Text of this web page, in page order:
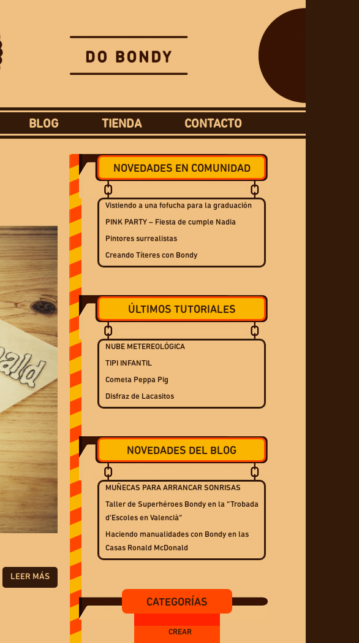
BLOG TIENDA CONTACTO
LEER MÁS
NOVEDADES EN COMUNIDAD
Vistiendo a una fofucha para la graduación
PINK PARTY – Fiesta de cumple Nadia
Pintores surrealistas
Creando Títeres con Bondy
ÚLTIMOS TUTORIALES
NUBE METEREOLÓGICA
TIPI INFANTIL
Cometa Peppa Pig
Disfraz de Lacasitos
NOVEDADES DEL BLOG
MUÑECAS PARA ARRANCAR SONRISAS
Taller de Superhéroes Bondy en la “Trobada
d’Escoles en Valencià”
Haciendo manualidades con Bondy en las
Casas Ronald McDonald
CATEGORÍAS
CREAR